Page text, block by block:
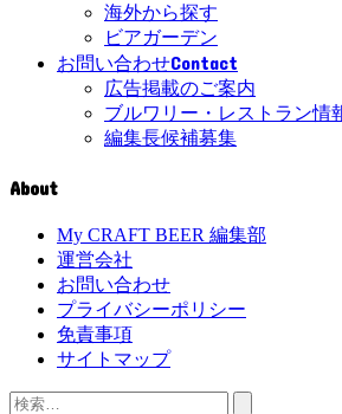
海外から探す
ビアガーデン
お問い合わせContact
広告掲載のご案内
ブルワリー・レストラン情
編集長候補募集
About
My CRAFT BEER 編集部
運営会社
お問い合わせ
プライバシーポリシー
免責事項
サイトマップ
検